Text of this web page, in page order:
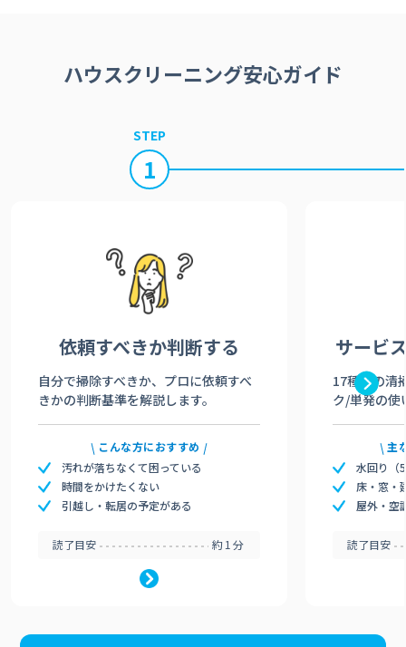
ハウスクリーニング安心ガイド
STEP
1
依頼すべきか判断する
自分で掃除すべきか、プロに依頼すべ
きかの判断基準を解説します。
こんな方におすすめ
汚れが落ちなくて困っている
時間をかけたくない
引越し・転居の予定がある
読了目安 約1分
サービ
17種類の清
ク/単発の使
主
水回り（
床・窓・
屋外・空
読了目安